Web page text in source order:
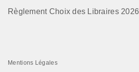
Règlement Choix des Libraires 2026
Mentions Légales